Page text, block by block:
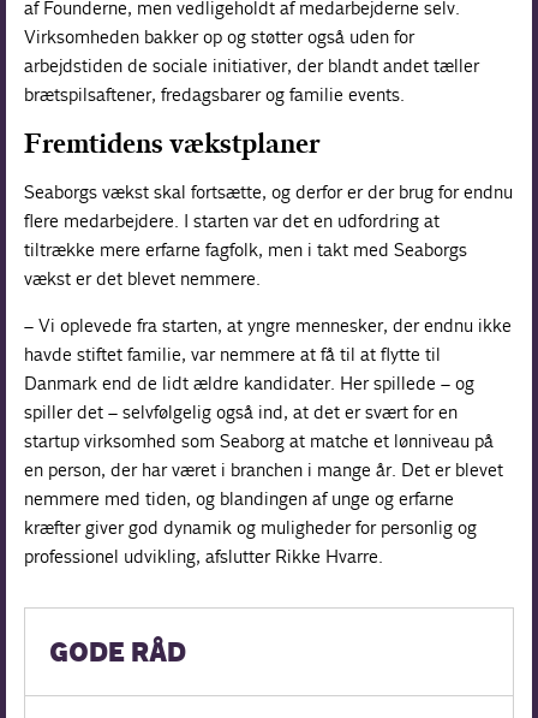
af Founderne, men vedligeholdt af medarbejderne selv.
Virksomheden bakker op og støtter også uden for
arbejdstiden de sociale initiativer, der blandt andet tæller
brætspilsaftener, fredagsbarer og familie events.
Fremtidens vækstplaner
Seaborgs vækst skal fortsætte, og derfor er der brug for endnu
flere medarbejdere. I starten var det en udfordring at
tiltrække mere erfarne fagfolk, men i takt med Seaborgs
vækst er det blevet nemmere.
– Vi oplevede fra starten, at yngre mennesker, der endnu ikke
havde stiftet familie, var nemmere at få til at flytte til
Danmark end de lidt ældre kandidater. Her spillede – og
spiller det – selvfølgelig også ind, at det er svært for en
startup virksomhed som Seaborg at matche et lønniveau på
en person, der har været i branchen i mange år. Det er blevet
nemmere med tiden, og blandingen af unge og erfarne
kræfter giver god dynamik og muligheder for personlig og
professionel udvikling, afslutter Rikke Hvarre.
GODE RÅD